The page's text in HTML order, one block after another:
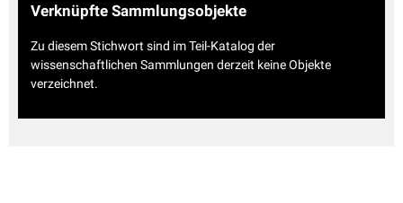
Verknüpfte Sammlungsobjekte
Zu diesem Stichwort sind im Teil-Katalog der
wissenschaftlichen Sammlungen derzeit keine Objekte
verzeichnet.